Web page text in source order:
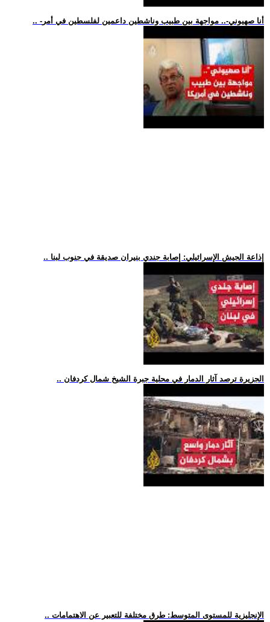
.. -أنا صهيوني-.. مواجهة بين طبيب وناشطين داعمين لفلسطين في أمر
.. إذاعة الجيش الإسرائيلي: إصابة جندي بنيران صديقة في جنوب لبنا
.. الجزيرة ترصد آثار الدمار في محلية جبرة الشيخ شمال كردفان
.. الإنجليزية للمستوى المتوسط: طرق مختلفة للتعبير عن الاهتمامات